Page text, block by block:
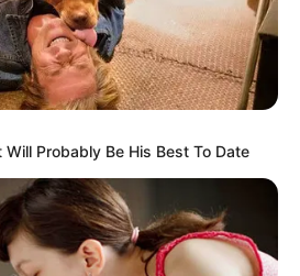
Will Probably Be His Best To Date